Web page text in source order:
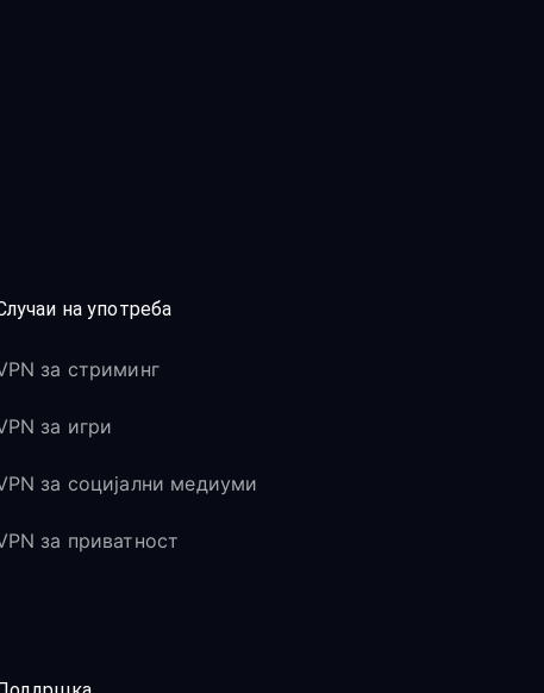
на употреба
за стриминг
за игри
за социјални медиуми
за приватност